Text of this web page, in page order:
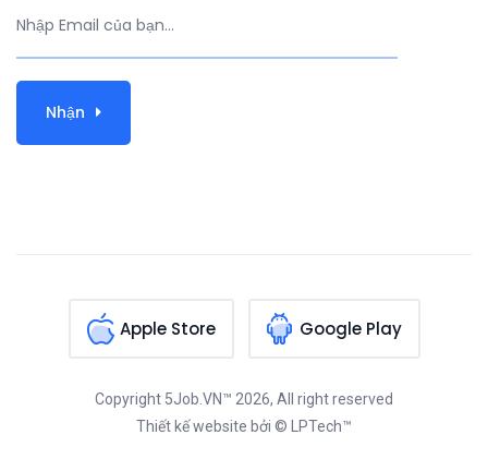
Nhận
Apple Store Google Play
Copyright 5Job.VN™ 2026, All right reserved
Thiết kế website bởi © LPTech™